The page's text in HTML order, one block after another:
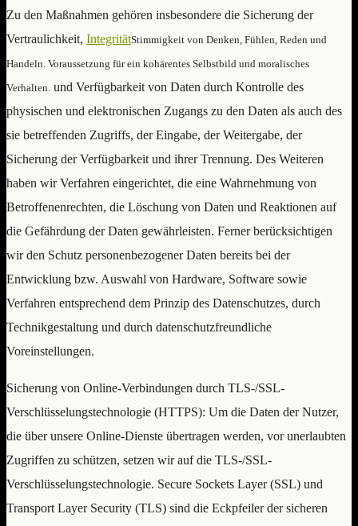
Zu den Maßnahmen gehören insbesondere die Sicherung der
Vertraulichkeit, IntegritätStimmigkeit von Denken, Fühlen, Reden und
Handeln. Voraussetzung für ein kohärentes Selbstbild und moralisches
Verhalten. und Verfügbarkeit von Daten durch Kontrolle des
physischen und elektronischen Zugangs zu den Daten als auch des
sie betreffenden Zugriffs, der Eingabe, der Weitergabe, der
Sicherung der Verfügbarkeit und ihrer Trennung. Des Weiteren
haben wir Verfahren eingerichtet, die eine Wahrnehmung von
Betroffenenrechten, die Löschung von Daten und Reaktionen auf
die Gefährdung der Daten gewährleisten. Ferner berücksichtigen
wir den Schutz personenbezogener Daten bereits bei der
Entwicklung bzw. Auswahl von Hardware, Software sowie
Verfahren entsprechend dem Prinzip des Datenschutzes, durch
Technikgestaltung und durch datenschutzfreundliche
Voreinstellungen.
Sicherung von Online-Verbindungen durch TLS-/SSL-
Verschlüsselungstechnologie (HTTPS): Um die Daten der Nutzer,
die über unsere Online-Dienste übertragen werden, vor unerlaubten
Zugriffen zu schützen, setzen wir auf die TLS-/SSL-
Verschlüsselungstechnologie. Secure Sockets Layer (SSL) und
Transport Layer Security (TLS) sind die Eckpfeiler der sicheren